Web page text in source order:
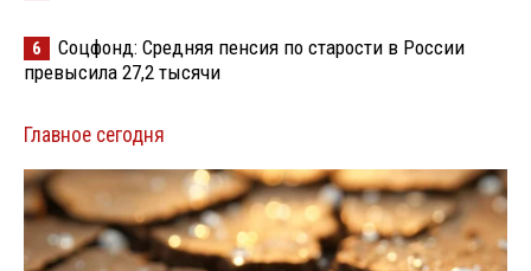
6
Соцфонд: Средняя пенсия по старости в России
превысила 27,2 тысячи
Главное сегодня